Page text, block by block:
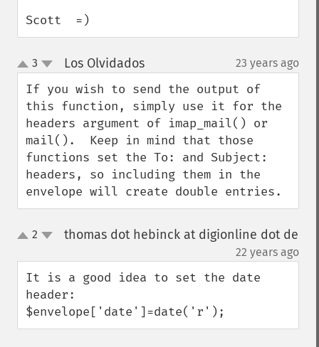
Scott  =)
up
down
3 Los Olvidados¶ 23 years ago
If you wish to send the output of
this function, simply use it for the
headers argument of imap_mail() or
mail().  Keep in mind that those
functions set the To: and Subject:
headers, so including them in the
envelope will create double entries.
up2 thomas dot hebinck at digionline dot de
22 years ago
It is a good idea to set the date
header:
$envelope['date']=date('r');